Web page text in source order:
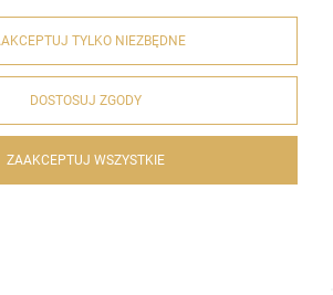
. Wszelkie prawa zastrzeżone.
ShopGadget.pl
Sklep internetowy
TYLKO NIEZBĘDNE
DOSTOSUJ ZGODY
ZAAKCEPTUJ WSZYSTKIE